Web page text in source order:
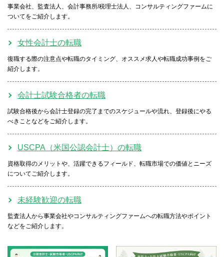
事業会社、監査法人、会計事務所/税理士法人、コンサルティングファームに
ついてをご紹介します。
女性会計士の転職
復職する際の注意点や転職のタイミング、オススメ求人や転職成功事例をご
紹介します。
会計士試験合格者の転職
試験合格後から会計士登録の完了までのスケジュールや流れ、登録後にやる
べきことなどをご紹介します。
USCPA（米国公認会計士）の転職
資格取得のメリットや、活躍できるフィールド、転職市場での価値とニーズ
についてご紹介します。
未経験歓迎の転職
監査法人から事業会社やコンサルティングファームへの転職方法やポイント
などをご紹介します。